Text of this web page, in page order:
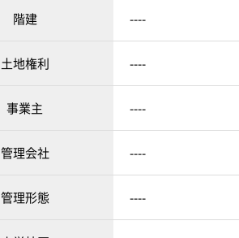
階建 ----
土地権利 ----
事業主 ----
管理会社 ----
管理形態 ----